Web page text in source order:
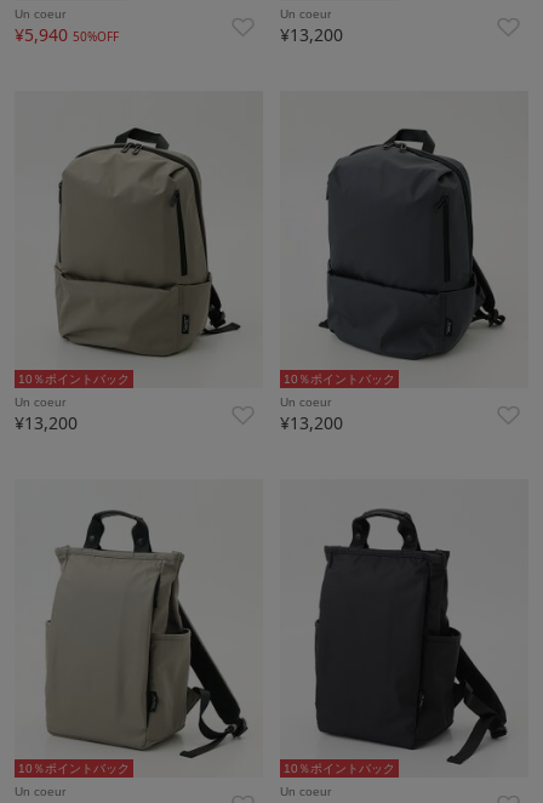
Un coeur
¥5,940 50%OFF
Un coeur
¥13,200
10％ポイントバック
Un coeur
¥13,200
10％ポイントバック
Un coeur
¥13,200
10％ポイントバック
Un coeur
10％ポイントバック
Un coeur